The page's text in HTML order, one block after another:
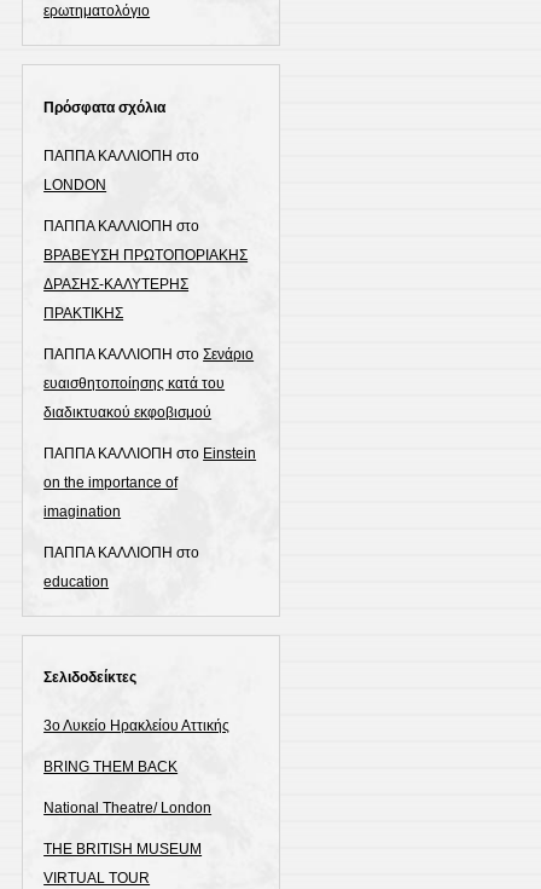
ερωτηματολόγιο
Πρόσφατα σχόλια
ΠΑΠΠΑ ΚΑΛΛΙΟΠΗ στο
LONDON
ΠΑΠΠΑ ΚΑΛΛΙΟΠΗ στο
ΒΡΑΒΕΥΣΗ ΠΡΩΤΟΠΟΡΙΑΚΗΣ
ΔΡΑΣΗΣ-ΚΑΛΥΤΕΡΗΣ
ΠΡΑΚΤΙΚΗΣ
ΠΑΠΠΑ ΚΑΛΛΙΟΠΗ στοΣενάριο
ευαισθητοποίησης κατά του
διαδικτυακού εκφοβισμού
ΠΑΠΠΑ ΚΑΛΛΙΟΠΗ στο Einstein
on the importance of
imagination
ΠΑΠΠΑ ΚΑΛΛΙΟΠΗ στο
education
Σελιδοδείκτες
3ο Λυκείο Ηρακλείου Αττικής
BRING THEM BACK
National Theatre/ London
THE BRITISH MUSEUM
VIRTUAL TOUR